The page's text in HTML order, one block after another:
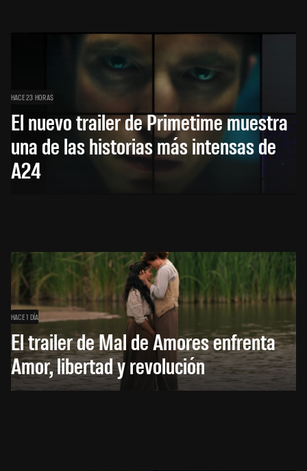
HACE 23 HORAS
El nuevo trailer de Primetime muestra
una de las historias más intensas de
A24
HACE 1 DÍA
El trailer de Mal de Amores enfrenta
Amor, libertad y revolución